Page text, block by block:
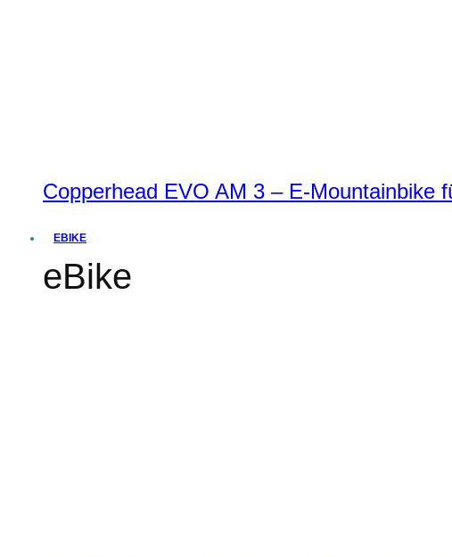
Copperhead EVO AM 3 – E-Mountainbike
EBIKE
eBike